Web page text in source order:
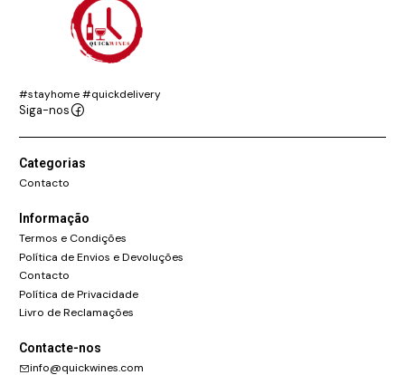
#stayhome #quickdelivery
Siga-nos
Categorias
Contacto
Informação
Termos e Condições
Política de Envios e Devoluções
Contacto
Política de Privacidade
Livro de Reclamações
Contacte-nos
info@quickwines.com